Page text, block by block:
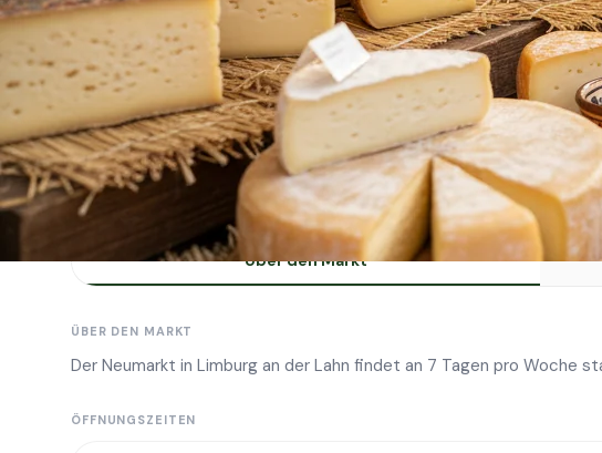
Markttage
Montag, Dienstag, Mittwoch, Donnerstag, Freitag,
Samstag, Sonntag
Über den Markt
ÜBER DEN MARKT
Der Neumarkt in Limburg an der Lahn findet an 7 Tagen pro Woche
ÖFFNUNGSZEITEN